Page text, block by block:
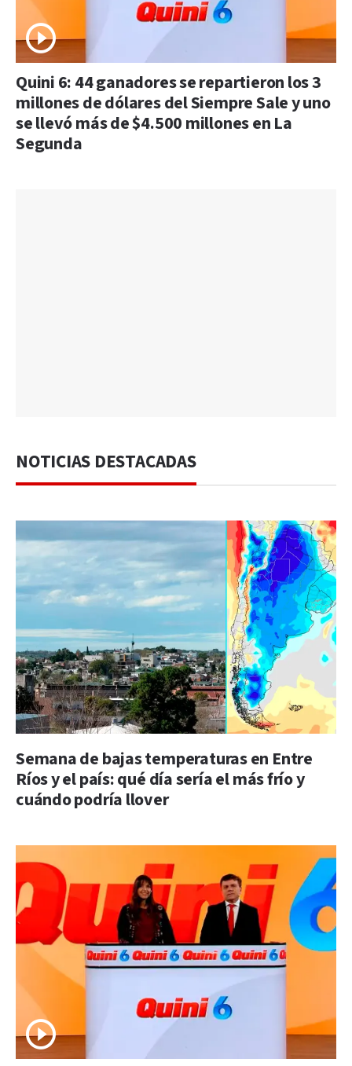
Quini 6: 44 ganadores se repartieron los 3
millones de dólares del Siempre Sale y uno
se llevó más de $4.500 millones en La
Segunda
NOTICIAS DESTACADAS
Semana de bajas temperaturas en Entre
Ríos y el país: qué día sería el más frío y
cuándo podría llover